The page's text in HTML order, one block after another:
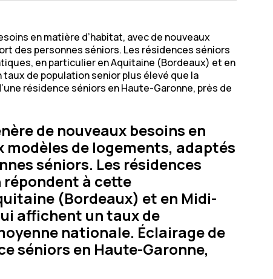
en matière d’habitat, avec de nouveaux
des personnes séniors. Les résidences séniors
en particulier en Aquitaine (Bordeaux) et en
de population senior plus élevé que la
résidence séniors en Haute-Garonne, près de
de nouveaux besoins en
modèles de logements, adaptés
séniors. Les résidences
répondent à cette
(Bordeaux) et en Midi-
affichent un taux de
nationale. Éclairage de
séniors en Haute-Garonne,